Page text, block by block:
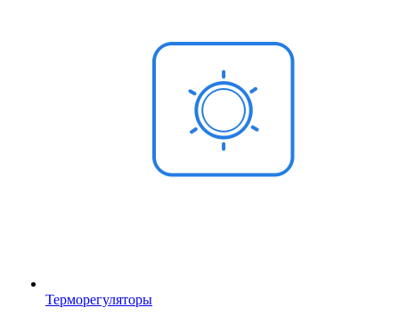
Терморегуляторы